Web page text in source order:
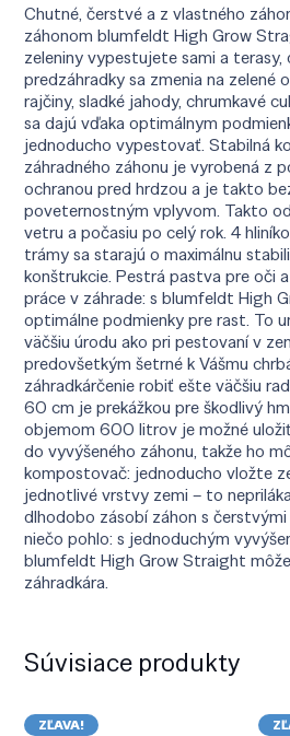
Chutné, čerstvé a z vlastného
záhonom blumfeldt High Grow
zeleniny vypestujete sami a terasy,
predzáhradky sa zmenia na zelené
rajčiny, sladké jahody, chrumkavé
sa dajú vďaka optimálnym
jednoducho vypestovať. Stabilná
záhradného záhonu je vyrobená z
ochranou pred hrdzou a je takto
poveternostným vplyvom. Takto
vetru a počasiu po celý rok. 4
trámy sa starajú o maximálnu
konštrukcie. Pestrá pastva pre oči
práce v záhrade: s blumfeldt High
optimálne podmienky pre rast. To
väčšiu úrodu ako pri pestovaní v
predovšetkým šetrné k Vášmu
záhradkárčenie robiť ešte väčšiu
60 cm je prekážkou pre škodlivý
objemom 600 litrov je možné
do vyvýšeného záhonu, takže ho
kompostovač: jednoducho vložte
jednotlivé vrstvy zemi – to
dlhodobo zásobí záhon s čerstvými
niečo pohlo: s jednoduchým
blumfeldt High Grow Straight
záhradkára.
Súvisiace produkty
ZĽAVA!